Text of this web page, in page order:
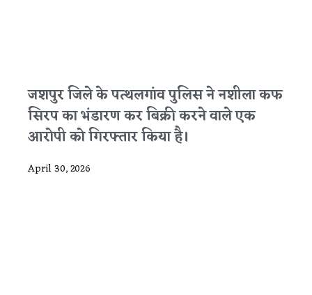
जशपुर जिले के पत्थलगांव पुलिस ने नशीला कफ
सिरप का भंडारण कर बिक्री करने वाले एक
आरोपी को गिरफ्तार किया है।
April 30, 2026